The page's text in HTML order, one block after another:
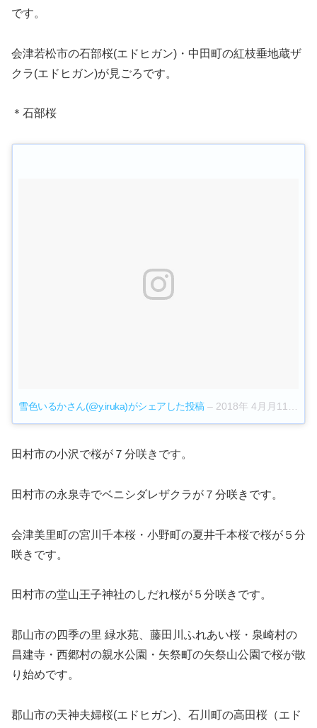
です。
会津若松市の石部桜(エドヒガン)・中田町の紅枝垂地蔵ザ
クラ(エドヒガン)が見ごろです。
＊石部桜
雪色いるかさん(@y.iruka)がシェアした投稿– 2018年 4月月11日午前2時01分PDT
田村市の小沢で桜が７分咲きです。
田村市の永泉寺でベニシダレザクラが７分咲きです。
会津美里町の宮川千本桜・小野町の夏井千本桜で桜が５分
咲きです。
田村市の堂山王子神社のしだれ桜が５分咲きです。
郡山市の四季の里 緑水苑、藤田川ふれあい桜・泉崎村の
昌建寺・西郷村の親水公園・矢祭町の矢祭山公園で桜が散
り始めです。
郡山市の天神夫婦桜(エドヒガン)、石川町の高田桜（エド